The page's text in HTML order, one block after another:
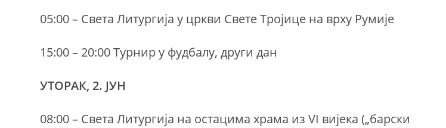
05:00 – Света Литургија у цркви Свете Тројице на врху Румије
15:00 – 20:00 Турнир у фудбалу, други дан
УТОРАК, 2. ЈУН
08:00 – Света Литургија на остацима храма из VI вијека („барски